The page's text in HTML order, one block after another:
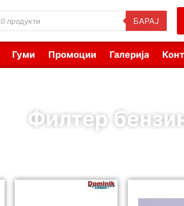
БАРАЈ
Гуми Промоции Галерија
Филтер